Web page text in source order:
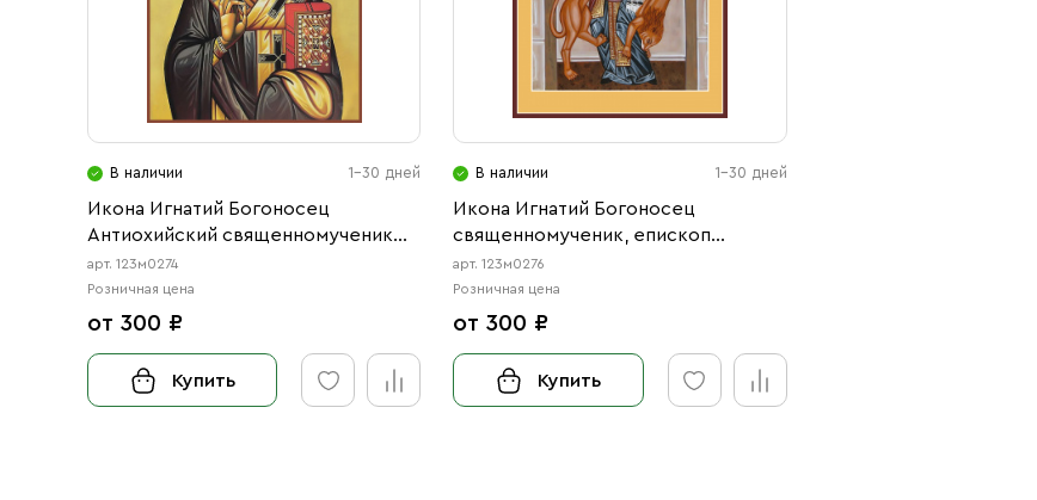
В наличии 1-30 дней
Икона Игнатий Богоносец
Антиохийский священномученик
(АРТ.м0274)
арт. 123м0274
Розничная цена
от 300 ₽
Купить
В наличии 1-30 дней
Икона Игнатий Богоносец
священномученик, епископ
Антиохийский (АРТ.м0276)
арт. 123м0276
Розничная цена
от 300 ₽
Купить